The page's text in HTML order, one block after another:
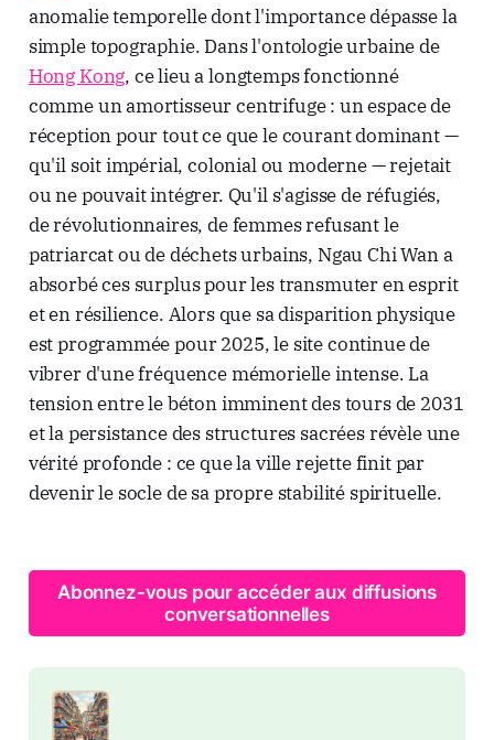
anomalie temporelle dont l'importance dépasse la
simple topographie. Dans l'ontologie urbaine de
Hong Kong, ce lieu a longtemps fonctionné
comme un amortisseur centrifuge : un espace de
réception pour tout ce que le courant dominant —
qu'il soit impérial, colonial ou moderne — rejetait
ou ne pouvait intégrer. Qu'il s'agisse de réfugiés,
de révolutionnaires, de femmes refusant le
patriarcat ou de déchets urbains, Ngau Chi Wan a
absorbé ces surplus pour les transmuter en esprit
et en résilience. Alors que sa disparition physique
est programmée pour 2025, le site continue de
vibrer d'une fréquence mémorielle intense. La
tension entre le béton imminent des tours de 2031
et la persistance des structures sacrées révèle une
vérité profonde : ce que la ville rejette finit par
devenir le socle de sa propre stabilité spirituelle.
Abonnez-vous pour accéder aux diffusions
conversationnelles